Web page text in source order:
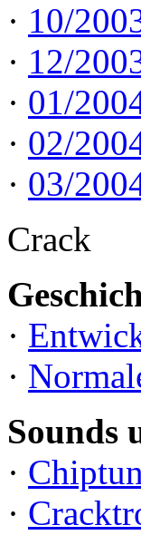
· 10/
· 12/
· 01/
· 02/
· 03/
Crack
·
·
Sounds
·
·